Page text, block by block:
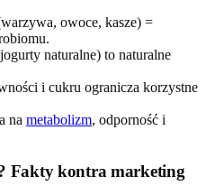
owoce, kasze) =
naturalne) to naturalne
i cukru ogranicza korzystne
na metabolizm, odporność i
Fakty kontra marketing